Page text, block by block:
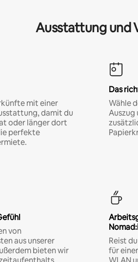
Ausstattung und
mit einer
damit du
oder länger dort
perfekte
Das
Wähle
Auszug
von
aus unserer
bieten wir
Reist
für